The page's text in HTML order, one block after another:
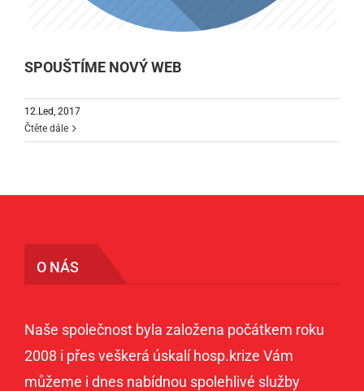
SPOUŠTÍME NOVÝ WEB
12.Led, 2017
Čtěte dále
O NÁS
Naše společnost byla založena počátkem roku
2008 i přes veškerá úskalí hosp.krize Vám
můžeme i dnes nabídnou spolehlivé služby